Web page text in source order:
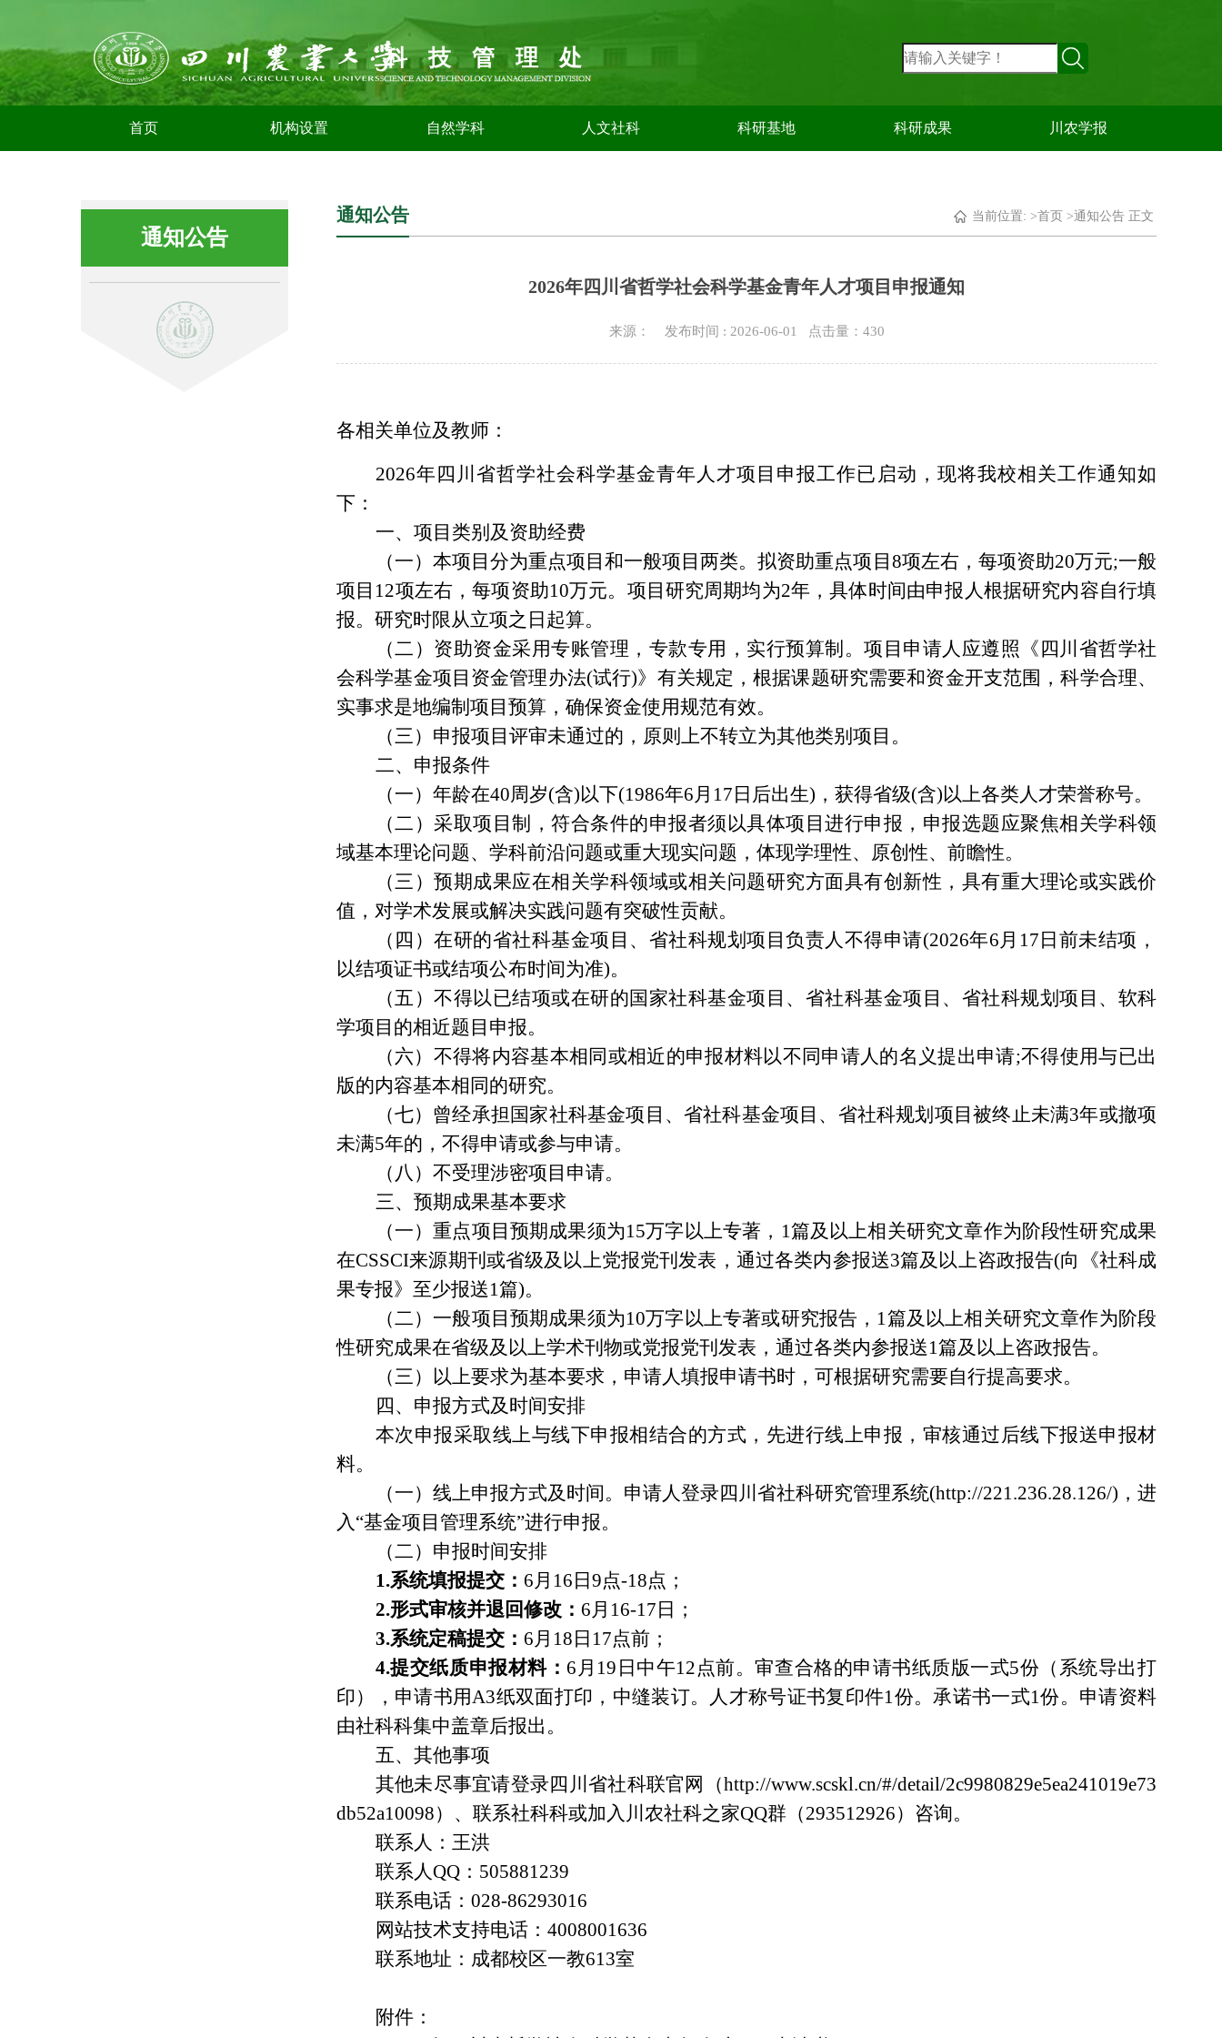
科技管理处
首页 机构设置 自然学科 人文社科 科研基地 科研成果 川农学报
通知公告
通知公告 当前位置: >首页 >通知公告 正文
2026年四川省哲学社会科学基金青年人才项目申报通知
来源： 发布时间 : 2026-06-01 点击量： 430
各相关单位及教师：
2026年四川省哲学社会科学基金青年人才项目申报工作已启动，现将我校相关工作通知如
下：
一、项目类别及资助经费
（一）本项目分为重点项目和一般项目两类。拟资助重点项目8项左右，每项资助20万元;一般
项目12项左右，每项资助10万元。项目研究周期均为2年，具体时间由申报人根据研究内容自行填
报。研究时限从立项之日起算。
（二）资助资金采用专账管理，专款专用，实行预算制。项目申请人应遵照《四川省哲学社
会科学基金项目资金管理办法(试行)》有关规定，根据课题研究需要和资金开支范围，科学合理、
实事求是地编制项目预算，确保资金使用规范有效。
（三）申报项目评审未通过的，原则上不转立为其他类别项目。
二、申报条件
（一）年龄在40周岁(含)以下(1986年6月17日后出生)，获得省级(含)以上各类人才荣誉称号。
（二）采取项目制，符合条件的申报者须以具体项目进行申报，申报选题应聚焦相关学科领
域基本理论问题、学科前沿问题或重大现实问题，体现学理性、原创性、前瞻性。
（三）预期成果应在相关学科领域或相关问题研究方面具有创新性，具有重大理论或实践价
值，对学术发展或解决实践问题有突破性贡献。
（四）在研的省社科基金项目、省社科规划项目负责人不得申请(2026年6月17日前未结项，
以结项证书或结项公布时间为准)。
（五）不得以已结项或在研的国家社科基金项目、省社科基金项目、省社科规划项目、软科
学项目的相近题目申报。
（六）不得将内容基本相同或相近的申报材料以不同申请人的名义提出申请;不得使用与已出
版的内容基本相同的研究。
（七）曾经承担国家社科基金项目、省社科基金项目、省社科规划项目被终止未满3年或撤项
未满5年的，不得申请或参与申请。
（八）不受理涉密项目申请。
三、预期成果基本要求
（一）重点项目预期成果须为15万字以上专著，1篇及以上相关研究文章作为阶段性研究成果
在CSSCI来源期刊或省级及以上党报党刊发表，通过各类内参报送3篇及以上咨政报告(向《社科成
果专报》至少报送1篇)。
（二）一般项目预期成果须为10万字以上专著或研究报告，1篇及以上相关研究文章作为阶段
性研究成果在省级及以上学术刊物或党报党刊发表，通过各类内参报送1篇及以上咨政报告。
（三）以上要求为基本要求，申请人填报申请书时，可根据研究需要自行提高要求。
四、申报方式及时间安排
本次申报采取线上与线下申报相结合的方式，先进行线上申报，审核通过后线下报送申报材
料。
（一）线上申报方式及时间。申请人登录四川省社科研究管理系统(http://221.236.28.126/)，进
入“基金项目管理系统”进行申报。
（二）申报时间安排
1.系统填报提交： 6月16日9点-18点；
2.形式审核并退回修改： 6月16-17日；
3.系统定稿提交： 6月18日17点前；
4.提交纸质申报材料： 6月 19 日中午12点前。审查合格的申请书纸质版一式5份（系统导出打
印），申请书用A3纸双面打印，中缝装订。人才称号证书复印件1份。承诺书一式1份。申请资料
由社科科集中盖章后报出。
五、其他事项
其他未尽事宜请登录四川省社科联官网（http://www.scskl.cn/#/detail/2c9980829e5ea241019e73
db52a10098）、联系社科科或加入川农社科之家QQ群（293512926）咨询。
联系人：王洪
联系人QQ： 505881239
联系电话：028-86293016
网站技术支持电话：4008001636
联系地址：成都校区一教613室
附件：